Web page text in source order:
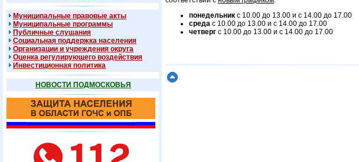
Муниципальные правовые акты
Муниципальные программы
Публичные слушания
Социальная поддержка населения
Организации и учреждения округа
Оценка регулирующего воздействия
Инвестиционная политика
НОВОСТИ ПОДМОСКОВЬЯ
понедельник с 10.00 до 13.00 и с 14.00 до 17.00
среда с 10.00 до 13.00 и с 14.00 до 17.00
четверг с 10.00 до 13.00 и с 14.00 до 17.00